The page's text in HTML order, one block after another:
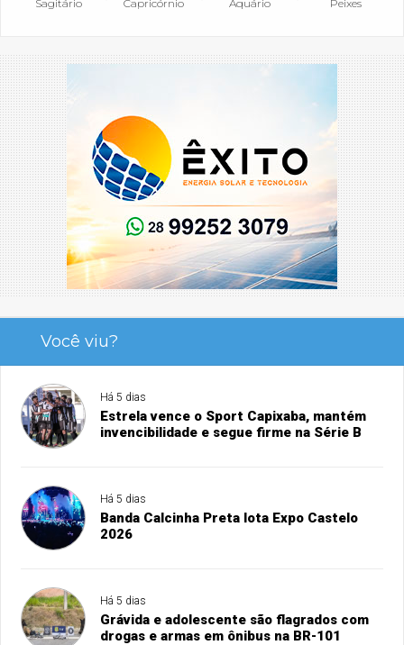
Sagitário Capricórnio Aquário Peixes
Você viu?
Há 5 dias
Estrela vence o Sport Capixaba, mantém
invencibilidade e segue firme na Série B
Há 5 dias
Banda Calcinha Preta lota Expo Castelo
2026
Há 5 dias
Grávida e adolescente são flagrados com
drogas e armas em ônibus na BR-101